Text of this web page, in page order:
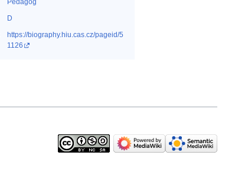
Pedagog‎
D
https://biography.hiu.cas.cz/pageid/5
1126